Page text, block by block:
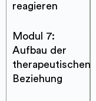
reagieren
Modul 7:
Aufbau der
therapeutischen
Beziehung